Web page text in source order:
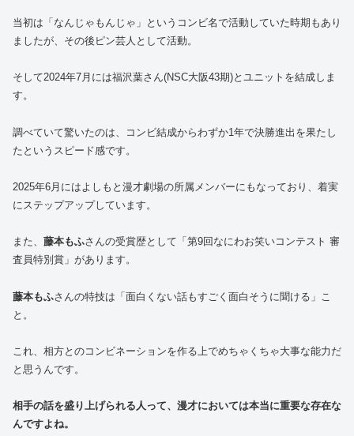
当初は「なんじゃもんじゃ」というコンビ名で活動していた時期もあり
ましたが、その後ピン芸人として活動。
そして2024年7月には福沢葉さん(NSC大阪43期)とユニットを結成しま
す。
調べていて驚いたのは、コンビ結成からわずか1年で決勝進出を果たし
たというスピード感です。
2025年6月にはよしもと漫才劇場の所属メンバーにもなっており、着実
にステップアップしています。
また、 藤本もふさんの受賞歴として「第9回なにわお笑いコンテスト 審
査員特別賞」があります。
藤本もふさんの特技は「面白くない話もすごく面白そうに聞ける」こ
と。
これ、相方とのコンビネーションを作る上でめちゃくちゃ大事な能力だ
と思うんです。
相手の話を盛り上げられる人って、漫才においては本当に重要な存在な
んですよね。